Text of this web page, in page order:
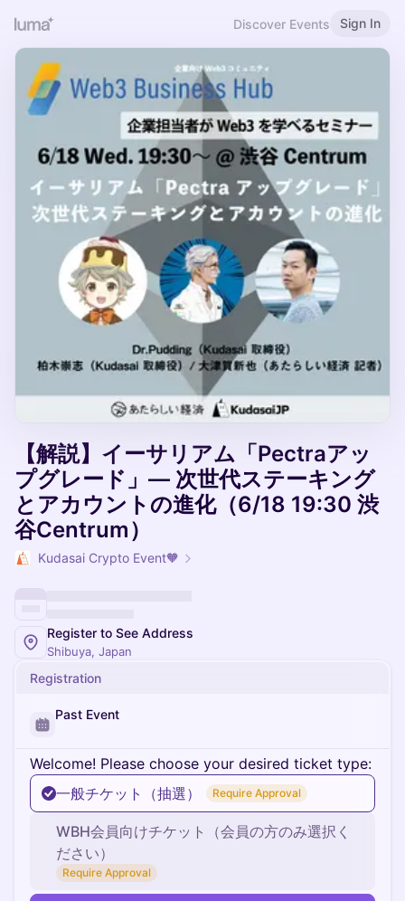
Discover Events Sign In
【解説】イーサリアム「Pectraアッ
プグレード」— 次世代ステーキング
とアカウントの進化（6/18 19:30 渋
谷Centrum）
Kudasai Crypto Event🧡
Register to See Address
Shibuya, Japan
Registration
Past Event
Welcome! Please choose your desired ticket type:
一般チケット（抽選）
Require Approval
WBH会員向けチケット（会員の方のみ選択く
ださい）
Require Approval